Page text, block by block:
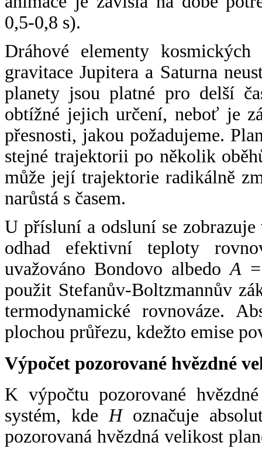
0,5-0,8 s).
Dráhové elementy
gravitace Jupitera a Saturna
planety jsou platné pro delší
obtížné jejich určení, neboť je
přesnosti, jakou požadujeme.
stejné trajektorii po několik
může její trajektorie radikálně
narůstá s časem.
U přísluní a odsluní se
odhad efektivní teploty
uvažováno Bondovo albedoA
použit Stefanův-Boltzmannův
termodynamické rovnováze.
plochou průřezu, kdežto emise
Výpočet pozorované hvězdné
K výpočtu pozorované
systém, kde Hoznačuje
pozorovaná hvězdná velikost